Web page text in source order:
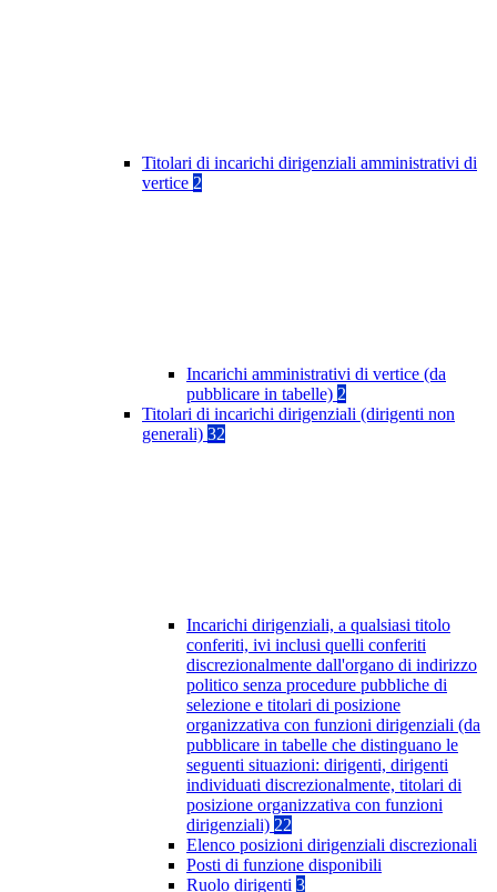
Titolari di incarichi dirigenziali amministrativi di
vertice 2
Incarichi amministrativi di vertice (da
pubblicare in tabelle) 2
Titolari di incarichi dirigenziali (dirigenti non
generali) 32
Incarichi dirigenziali, a qualsiasi titolo
conferiti, ivi inclusi quelli conferiti
discrezionalmente dall'organo di indirizzo
politico senza procedure pubbliche di
selezione e titolari di posizione
organizzativa con funzioni dirigenziali (da
pubblicare in tabelle che distinguano le
seguenti situazioni: dirigenti, dirigenti
individuati discrezionalmente, titolari di
posizione organizzativa con funzioni
dirigenziali) 22
Elenco posizioni dirigenziali discrezionali
Posti di funzione disponibili
Ruolo dirigenti 3